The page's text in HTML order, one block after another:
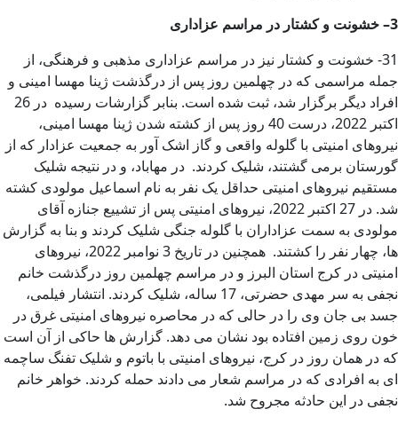
3
–خشونت و کشتار در مراسم عزاداری
31- خشونت و کشتار نیز در مراسم عزاداری مذهبی و فرهنگی، از
جمله مراسمی که در چهلمین روز پس از درگذشت ژینا مهسا امینی و
افراد دیگر برگزار شد، ثبت شده است. بنابر گزارشات رسیده در 26
اکتبر 2022، درست 40 روز پس از کشته شدن ژینا مهسا امینی،
نیروهای امنیتی با گلوله واقعی و گاز اشک آور به جمعیت عزادار که از
گورستان برمی گشتند، شلیک کردند. در مهاباد، و در نتیجه شلیک
مستقیم نیروهای امنیتی حداقل یک نفر به نام اسماعیل مولودی کشته
شد. در 27 اکتبر 2022، نیروهای امنیتی پس از تشییع جنازه آقای
مولودی به سمت عزاداران با گلوله جنگی شلیک کردند و بنا به گزارش
ها، چهار نفر را کشتند. همچنین در تاریخ 3 نوامبر 2022، نیروهای
امنیتی در کرج استان البرز و در مراسم چهلمین روز درگذشت خانم
نجفی به سر مهدی حضرتی، 17 ساله، شلیک کردند. انتشار فیلمی،
جسد بی جان وی را در حالی که در محاصره نیروهای امنیتی غرق در
خون روی زمین افتاده بود نشان می دهد. گزارش ها حاکی از آن است
که در همان روز در کرج، نیروهای امنیتی با باتوم و شلیک تفنگ ساچمه
ای به افرادی که در مراسم شعار می دادند حمله کردند. خواهر خانم
نجفی در این حادثه مجروح شد.